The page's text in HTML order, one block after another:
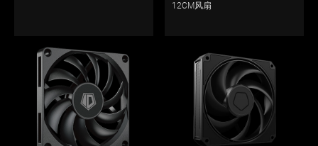
12CM风扇